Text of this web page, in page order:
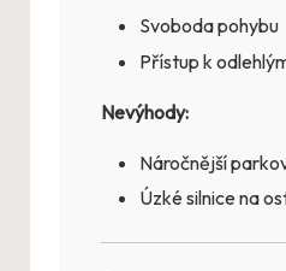
Svoboda pohybu
Přístup k
Nevýhody:
Náročnější
Úzké silnice na